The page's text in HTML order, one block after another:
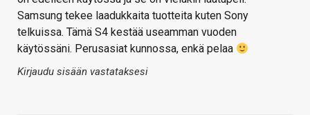
Samsung tekee laadukkaita tuotteita kuten Sony
telkuissa. Tämä S4 kestää useamman vuoden
käytössäni. Perusasiat kunnossa, enkä pelaa
Kirjaudu sisään vastataksesi